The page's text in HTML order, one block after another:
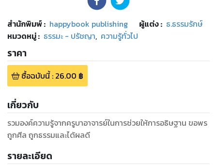
สำนักพิมพ์: happybook publishing ผู้แต่ง : ธ.ธรรมรักษ์
หมวดหมู่: ธรรมะ - ปรัชญา, ความรู้ทั่วไป
ราคา
ซื้อฉบับนี้: 26.00 ฿
เกี่ยวกับ
รวมองค์ความรู้จากครูบาอาจารย์ในการช่วยให้การอธิษฐาน ขอพร
ถูกศีล ถูกธรรมและได้ผลดี
รายละเอียด